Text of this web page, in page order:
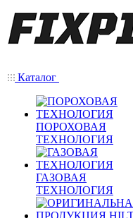
Каталог
ПОРОХОВАЯ
ТЕХНОЛОГИЯ
ГАЗОВАЯ
ТЕХНОЛОГИЯ